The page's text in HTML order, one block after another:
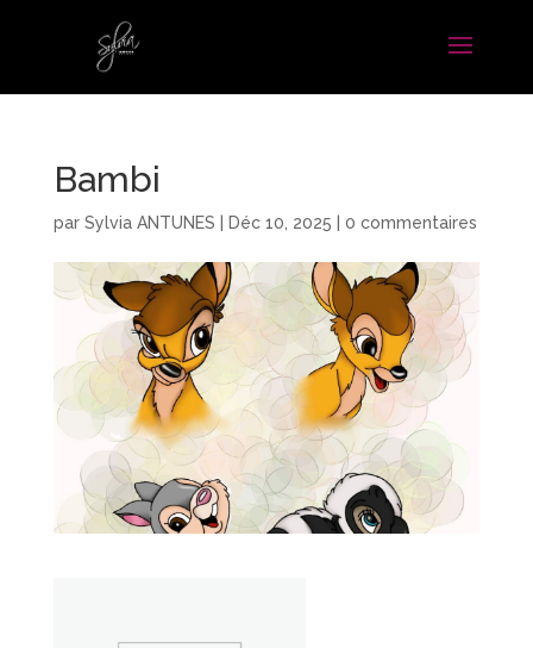
Bambi
par Sylvia ANTUNES Déc 10, 2025 0 commentaires